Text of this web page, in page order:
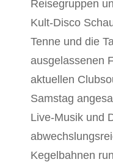
Reisegruppen
Kult-Disco
Tenne und die
ausgelassenen
aktuellen
Samstag
Live-Musik und
Kegelbahnen